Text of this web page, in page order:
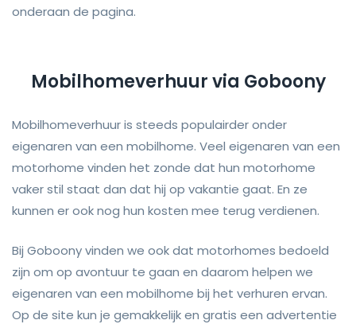
onderaan de pagina.
Mobilhomeverhuur via Goboony
Mobilhomeverhuur is steeds populairder onder
eigenaren van een mobilhome. Veel eigenaren van een
motorhome vinden het zonde dat hun motorhome
vaker stil staat dan dat hij op vakantie gaat. En ze
kunnen er ook nog hun kosten mee terug verdienen.
Bij Goboony vinden we ook dat motorhomes bedoeld
zijn om op avontuur te gaan en daarom helpen we
eigenaren van een mobilhome bij het verhuren ervan.
Op de site kun je gemakkelijk en gratis een advertentie